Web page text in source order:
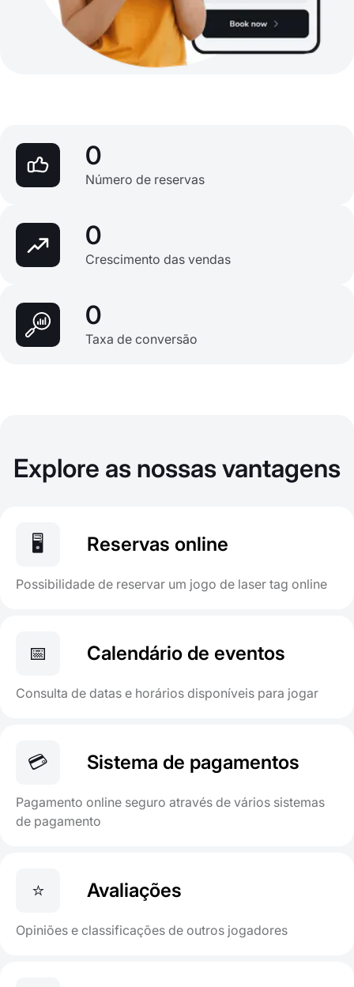
0
Número de reservas
0
Crescimento das vendas
0
Taxa de conversão
Explore as nossas vantagens
🖥️ Reservas online
Possibilidade de reservar um jogo de laser tag online
📅 Calendário de eventos
Consulta de datas e horários disponíveis para jogar
💳 Sistema de pagamentos
Pagamento online seguro através de vários sistemas
de pagamento
⭐ Avaliações
Opiniões e classificações de outros jogadores